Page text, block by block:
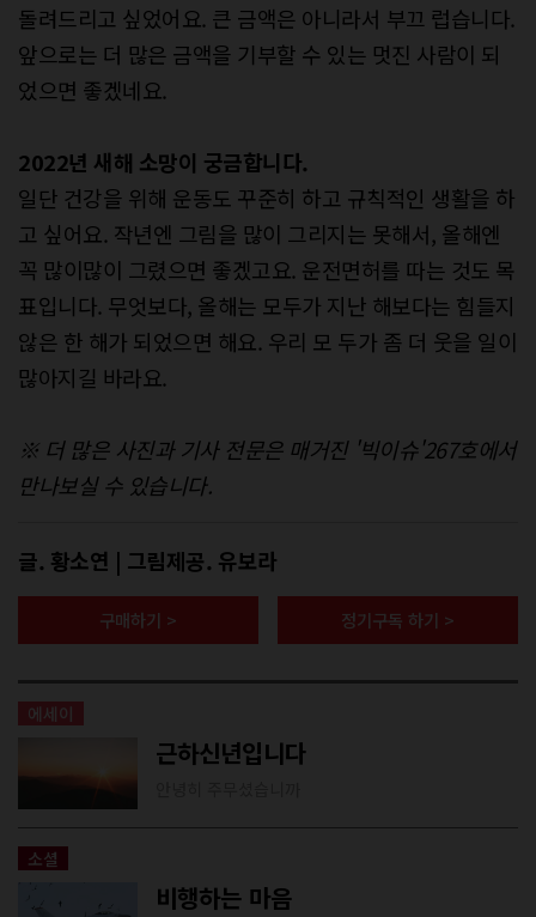
돌려드리고 싶었어요. 큰 금액은 아니라서 부끄 럽습니다.
앞으로는 더 많은 금액을 기부할 수 있는 멋진 사람이 되
었으면 좋겠네요.
2022년 새해 소망이 궁금합니다.
일단 건강을 위해 운동도 꾸준히 하고 규칙적인 생활을 하
고 싶어요. 작년엔 그림을 많이 그리지는 못해서, 올해엔
꼭 많이많이 그렸으면 좋겠고요. 운전면허를 따는 것도 목
표입니다. 무엇보다, 올해는 모두가 지난 해보다는 힘들지
않은 한 해가 되었으면 해요. 우리 모 두가 좀 더 웃을 일이
많아지길 바라요.
※ 더 많은 사진과 기사 전문은 매거진 '빅이슈'267호에서
만나보실 수 있습니다.
글. 황소연 | 그림제공. 유보라
구매하기 > 정기구독 하기 >
에세이
근하신년입니다
소셜
비행하는 마음